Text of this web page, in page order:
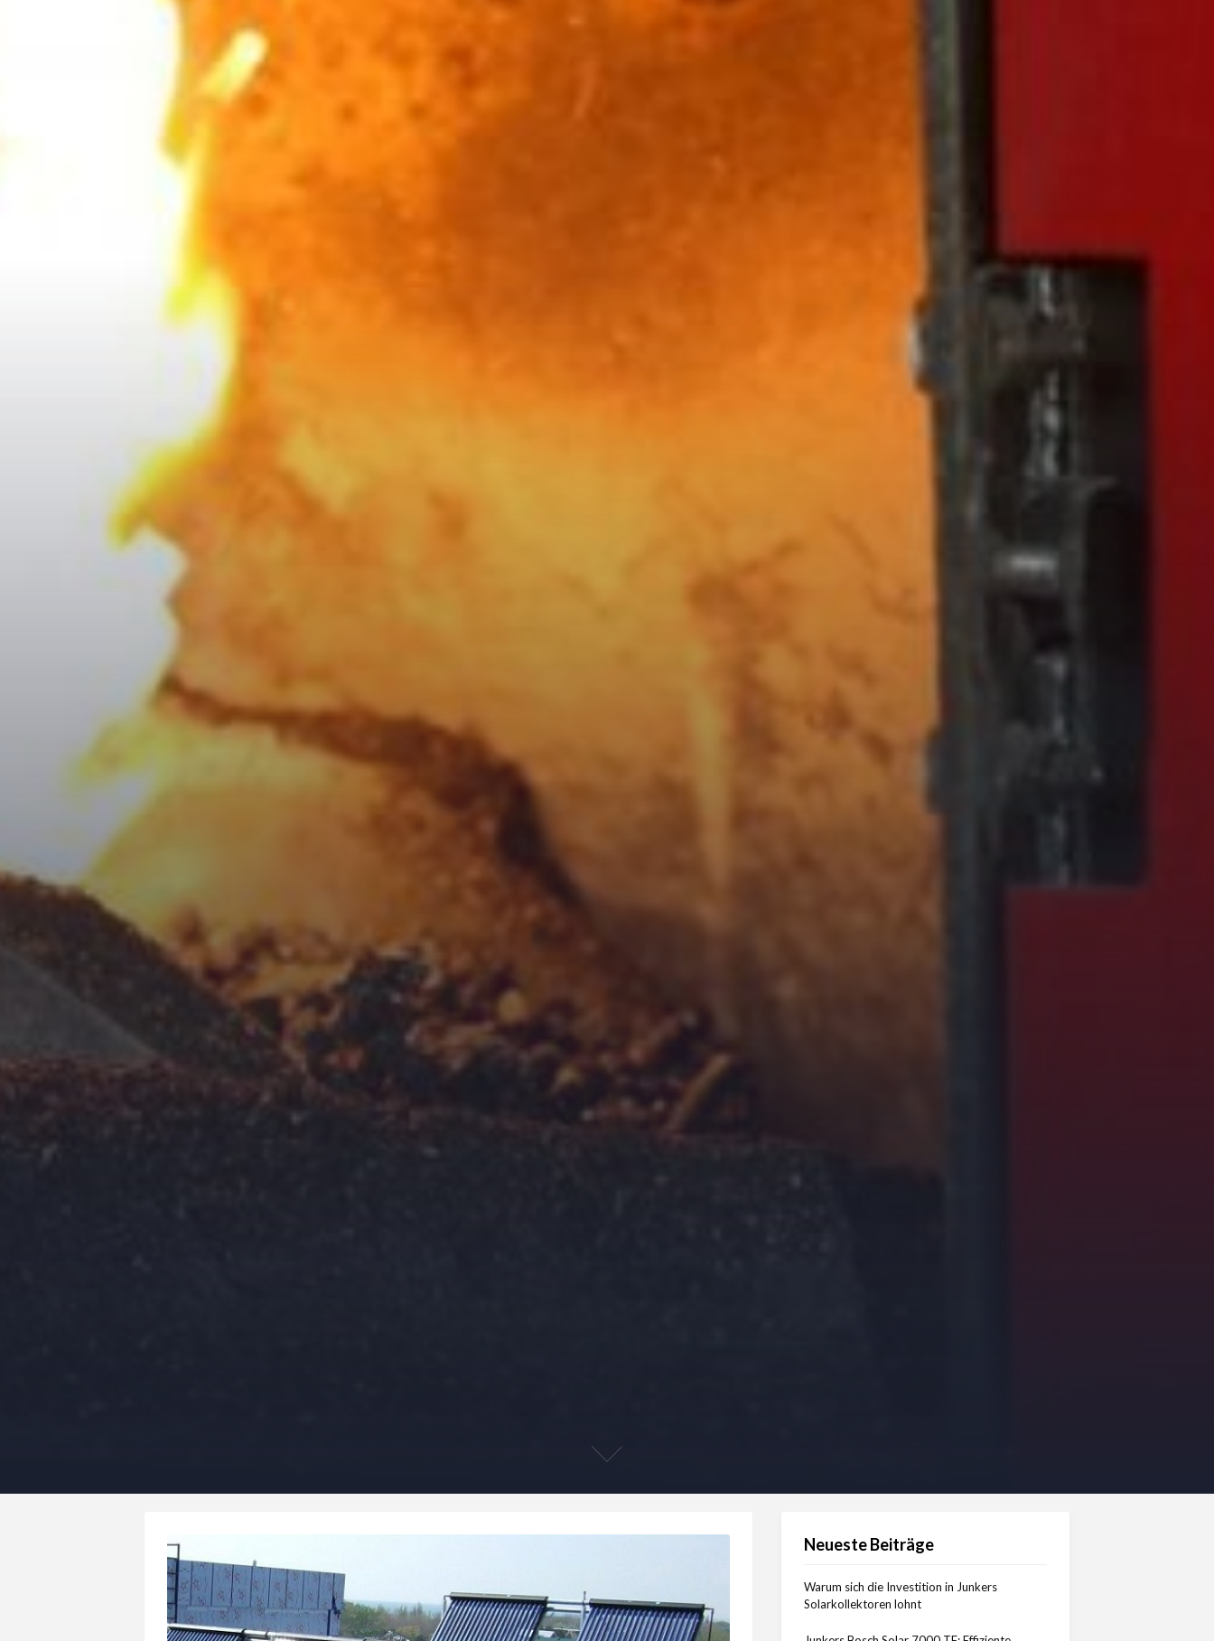
Neueste Beiträge
Warum sich die Investition in Junkers
Solarkollektoren lohnt